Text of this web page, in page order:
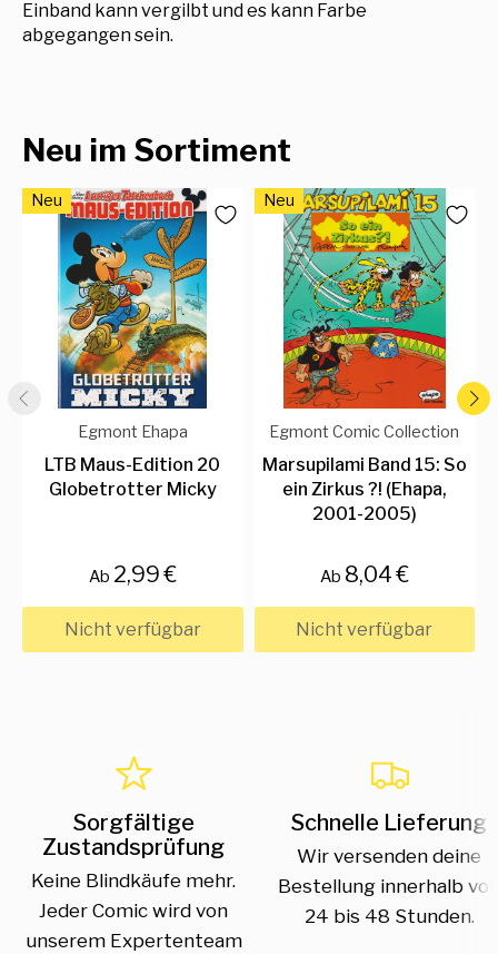
Einband kann vergilbt und es kann Farbe
abgegangen sein.
Neu im Sortiment
Neu
Egmont Ehapa
LTB Maus-Edition 20
Globetrotter Micky
Ab 2,99 €
Nicht verfügbar
Neu
Egmont Comic Collection
Marsupilami Band 15: So
ein Zirkus ?! (Ehapa,
2001-2005)
Ab 8,04 €
Nicht verfügbar
Sorgfältige
Zustandsprüfung
Keine Blindkäufe mehr.
Jeder Comic wird von
unserem Expertenteam
Schnelle Lieferung
Wir versenden deine
Bestellung innerhalb
24 bis 48 Stunden.